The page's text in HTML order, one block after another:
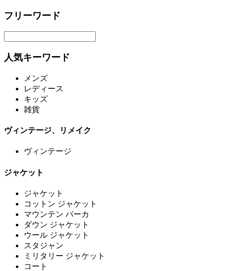
フリーワード
人気キーワード
メンズ
レディース
キッズ
雑貨
ヴィンテージ、リメイク
ヴィンテージ
ジャケット
ジャケット
コットン ジャケット
マウンテン パーカ
ダウン ジャケット
ウール ジャケット
スタジャン
ミリタリー ジャケット
コート